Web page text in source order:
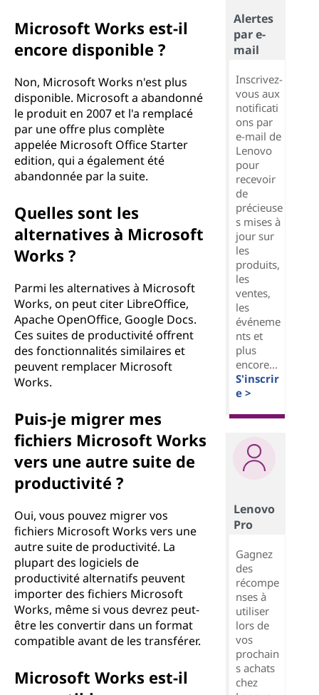
Microsoft Works est-il
encore disponible ?
Non, Microsoft Works n'est plus
disponible. Microsoft a abandonné
le produit en 2007 et l'a remplacé
par une offre plus complète
appelée Microsoft Office Starter
edition, qui a également été
abandonnée par la suite.
Quelles sont les
alternatives à Microsoft
Works ?
Parmi les alternatives à Microsoft
Works, on peut citer LibreOffice,
Apache OpenOffice, Google Docs.
Ces suites de productivité offrent
des fonctionnalités similaires et
peuvent remplacer Microsoft
Works.
Puis-je migrer mes
fichiers Microsoft Works
vers une autre suite de
productivité ?
Oui, vous pouvez migrer vos
fichiers Microsoft Works vers une
autre suite de productivité. La
plupart des logiciels de
productivité alternatifs peuvent
importer des fichiers Microsoft
Works, même si vous devrez peut-
être les convertir dans un format
compatible avant de les transférer.
Microsoft Works est-il
Alertes
par e-
mail
Inscrivez-
vous aux
notificati
ons par
e-mail de
Lenovo
pour
recevoir
de
précieuse
s mises à
jour sur
les
produits,
les
ventes,
les
événeme
nts et
plus
encore...
S'inscrir
e >
Lenovo
Pro
Gagnez
des
récompe
nses à
utiliser
lors de
vos
prochain
s achats
chez